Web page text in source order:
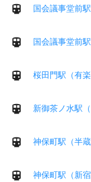
国会議事堂前
国会議事堂前
桜田門駅（有
新御茶ノ水駅
神保町駅（半
神保町駅（新